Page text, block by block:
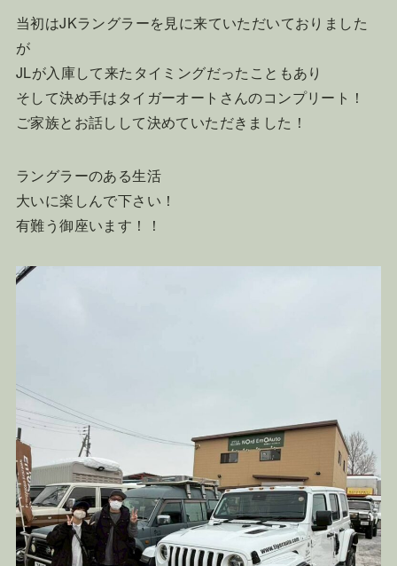
当初はJKラングラーを見に来ていただいておりました
が
JLが入庫して来たタイミングだったこともあり
そして決め手はタイガーオートさんのコンプリート！
ご家族とお話しして決めていただきました！
ラングラーのある生活
大いに楽しんで下さい！
有難う御座います！！